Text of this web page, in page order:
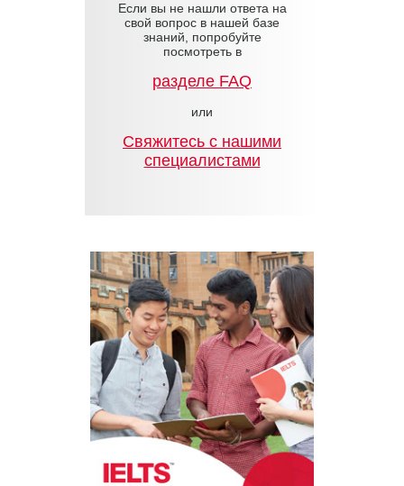
Если вы не нашли ответа на
свой вопрос в нашей базе
знаний, попробуйте
посмотреть в
разделе FAQ
или
Cвяжитесь с нашими
специалистами